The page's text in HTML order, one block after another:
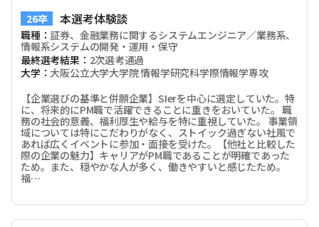
26卒 本選考体験談
職種：証券、金融業務に関するシステムエンジニア／業務系、
情報系システムの開発・運用・保守
最終選考結果： 2次選考通過
大学：大阪公立大学大学院 情報学研究科学際情報学専攻
【企業選びの基準と併願企業】SIerを中心に選定していた。特
に、将来的にPM職で活躍できることに重きをおいていた。 職
務の社会的意義、福利厚生や給与を特に重視していた。 事業領
域については特にこだわりがなく、ストイック過ぎない社風で
あれば広くイベントに参加・面接を受けた。【他社と比較した
際の企業の魅力】キャリアがPM職であることが明確であった
ため。また、穏やかな人が多く、働きやすいと感じたため。
福…